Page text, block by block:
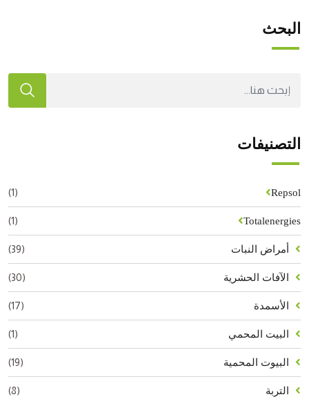
البحث
التصنيفات
Repsol
(1)
Totalenergies
(1)
أمراض النبات (39)
الآفات الحشرية (30)
الأسمدة (17)
البيت المحمي (1)
البيوت المحمية (19)
التربة (8)